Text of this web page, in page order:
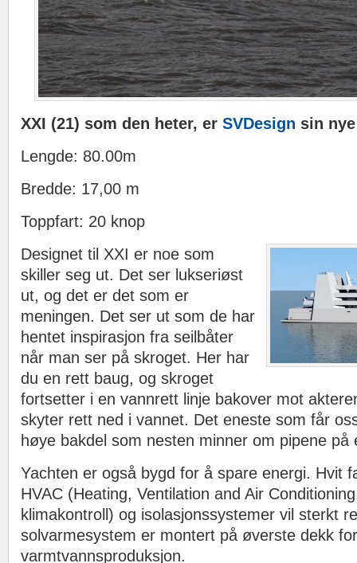
XXI (21) som den heter, er SVDesign sin
Lengde: 80.00m
Bredde: 17,00 m
Toppfart​​: 20 knop
Designet til XXI er noe som
skiller seg ut. Det ser lukseriøst
ut, og det er det som er
meningen. Det ser ut som de har
hentet inspirasjon fra seilbåter
når man ser på skroget. Her har
du en rett baug, og skroget
fortsetter i en vannrett linje bakover mot
skyter rett ned i vannet. Det eneste som får
høye bakdel som nesten minner om pipene på
Yachten er også bygd for å spare energi. Hvit
HVAC (Heating, Ventilation and Air
klimakontroll) og isolasjonssystemer vil sterkt
solvarmesystem er montert på øverste dekk for
varmtvannsproduksjon.